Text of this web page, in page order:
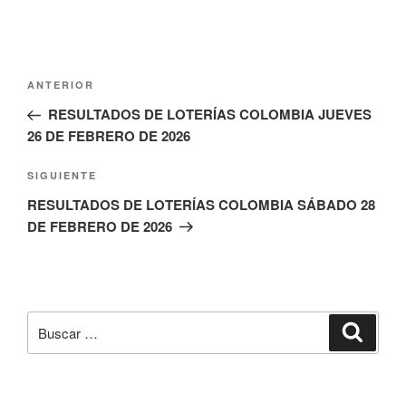
Navegación
entradas
Entrada
anterior:
ANTERIOR
RESULTADOS DE LOTERÍAS COLOMBIA JUEVES
26 DE FEBRERO DE 2026
Siguiente
entrada
SIGUIENTE
RESULTADOS DE LOTERÍAS COLOMBIA SÁBADO 28
DE FEBRERO DE 2026
por: